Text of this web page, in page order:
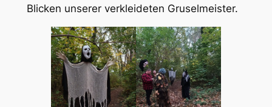
Blicken unserer verkleideten Gruselmeister.